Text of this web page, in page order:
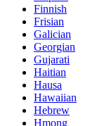
Finnish
Frisian
Galician
Georgian
Gujarati
Haitian
Hausa
Hawaiian
Hebrew
Hmong